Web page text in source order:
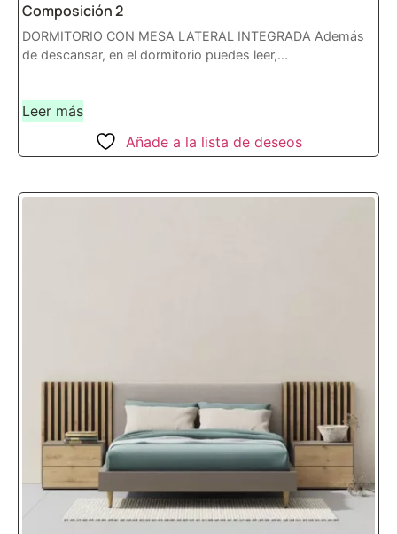
Composición 2
DORMITORIO CON MESA LATERAL INTEGRADA Además
de descansar, en el dormitorio puedes leer,...
Leer más
Añade a la lista de deseos